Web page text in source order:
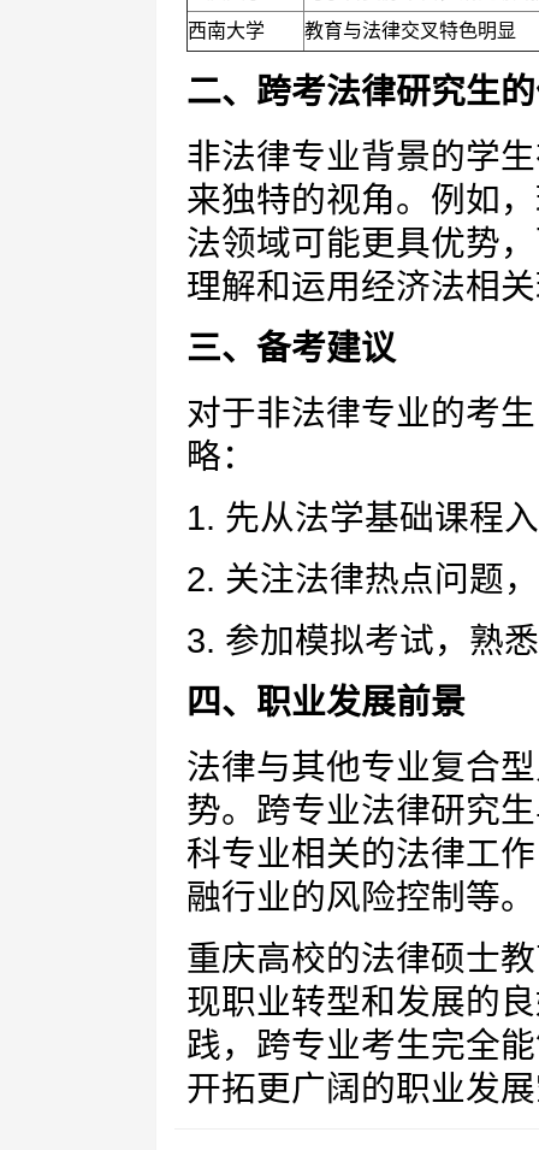
西南大学
教育与法律交叉特色明显
二、跨考法律研究生
非法律专业背景的学
来独特的视角。例如
法领域可能更具优势
理解和运用经济法相
三、备考建议
对于非法律专业的考
略：
1. 先从法学基础课程
2. 关注法律热点问题
3. 参加模拟考试，熟
四、职业发展前景
法律与其他专业复合
势。跨专业法律研究
科专业相关的法律工
融行业的风险控制等。
重庆高校的法律硕士
现职业转型和发展的
践，跨专业考生完全
开拓更广阔的职业发